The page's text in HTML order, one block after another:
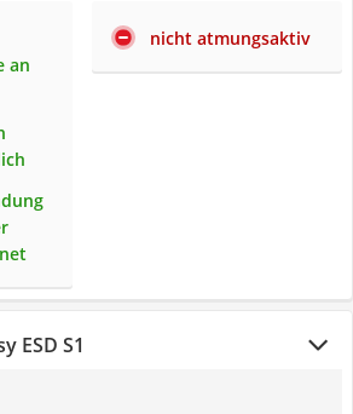
an
nicht atmungsaktiv
ESD S1